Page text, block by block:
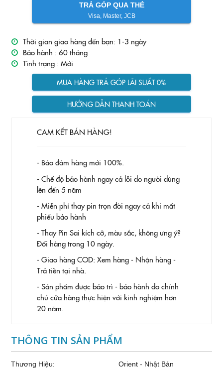
TRẢ GÓP QUA THẺ
Visa, Master, JCB
Thời gian giao hàng đến bạn: 1-3 ngày
Bảo hành : 60 tháng
Tình trạng : Mới
MUA HÀNG TRẢ GÓP LÃI SUẤT 0%
HƯỚNG DẪN THANH TOÁN
CAM KẾT BÁN HÀNG!
- Bảo đảm hàng mới 100%.
- Chế độ bảo hành ngay cả lỗi do người dùng
lên đến 5 năm
- Miễn phí thay pin trọn đời ngay cả khi mất
phiếu bảo hành
- Thay Pin Sai kích cỡ, màu sắc, không ưng ý?
Đổi hàng trong 10 ngày.
- Giao hàng COD: Xem hàng - Nhận hàng -
Trả tiền tại nhà.
- Sản phẩm được bảo trì - bảo hành do chính
chủ cửa hàng thực hiện với kinh nghiệm hơn
20 năm.
THÔNG TIN SẢN PHẨM
Thương Hiệu: Orient - Nhật Bản